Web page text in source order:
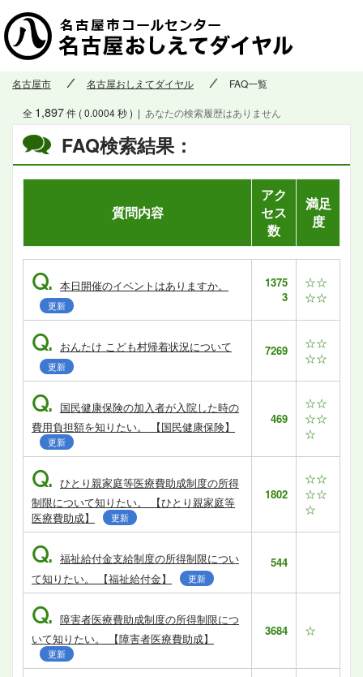
名古屋市 名古屋おしえてダイヤル FAQ一覧
FAQ検索結果：
全 1,897件 ( 0.0004 秒 ) | あなたの検索履歴はありません
質問内容
アク
セス
数
満足
度
Q. 本日開催のイベントはありますか。
更新
1375
3
☆☆
☆☆
Q. おんたけ こども村帰着状況について
更新
7269
☆☆
☆☆
Q. 国民健康保険の加入者が入院した時の
費用負担額を知りたい。 【国民健康保険】
更新
469
☆☆
☆☆
☆
Q. ひとり親家庭等医療費助成制度の所得
制限について知りたい。 【ひとり親家庭等
医療費助成】
更新
1802
☆☆
☆☆
☆
Q. 福祉給付金支給制度の所得制限につい
て知りたい。 【福祉給付金】
更新
544
Q. 障害者医療費助成制度の所得制限につ
いて知りたい。 【障害者医療費助成】
更新
3684 ☆